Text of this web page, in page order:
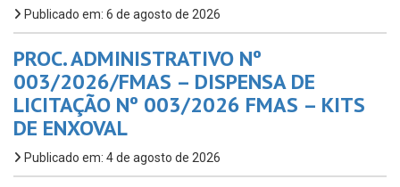
Publicado em: 6 de agosto de 2026
PROC. ADMINISTRATIVO Nº
003/2026/FMAS – DISPENSA DE
LICITAÇÃO Nº 003/2026 FMAS – KITS
DE ENXOVAL
Publicado em: 4 de agosto de 2026